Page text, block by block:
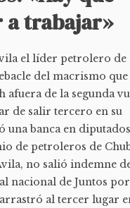
a trabajar»
el líder petrolero de
del macrismo
afuera de la segunda
de salir tercero en su
una banca en
de petroleros de
no salió indemne
nacional de Juntos
al tercer lugar